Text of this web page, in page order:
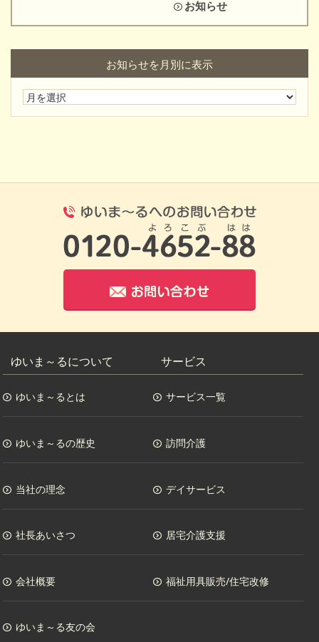
お知らせ
お知らせを月別に表示
0120-4652-
ゆいま～るについて
ゆいま～るとは
ゆいま～るの歴史
当社の理念
社長あいさつ
会社概要
ゆいま～る友の会
サービス
サービス一覧
訪問介護
デイサービス
居宅介護支援
福祉用具販売/住宅改修